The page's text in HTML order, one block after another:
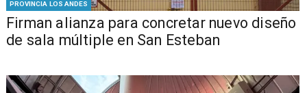
PROVINCIA LOS ANDES
​​Firman alianza para concretar nuevo diseño
de sala múltiple en San Esteban